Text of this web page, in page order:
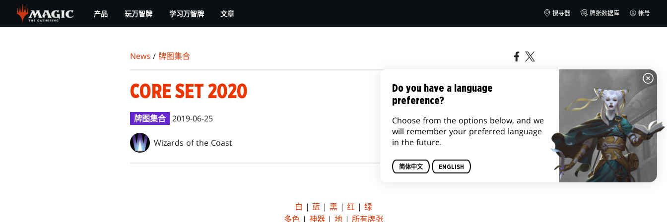
main
产品 玩万智牌 学习万智牌 文章 搜寻器 牌张数据库 帐号
News / 牌图集合
CORE SET 2020
牌图集合 2019-06-25
Wizards of the Coast
白 | 蓝 | 黑 | 红 | 绿
多色| 神器| 地| 所有牌张
Do you have a language
preference?
Choose from the options below, and we
will remember your preferred language
in the future.
简体中文 ENGLISH